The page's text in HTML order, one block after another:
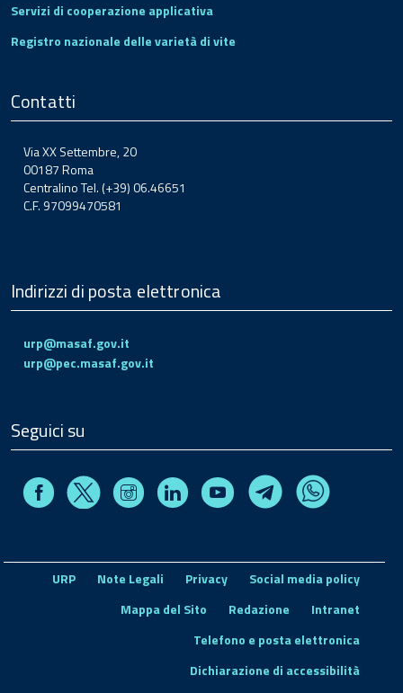
Servizi di cooperazione applicativa
Registro nazionale delle varietà di vite
Contatti
Via XX Settembre, 20
00187 Roma
Centralino Tel. (+39) 06.46651
C.F. 97099470581
Indirizzi di posta elettronica
urp@masaf.gov.it
urp@pec.masaf.gov.it
Seguici su
FacebookX InstagramLinkedin Youtube TelegramWhatsapp
URP Note Legali Privacy
Social media policy
Mappa del Sito
Redazione
Intranet
Telefono e posta elettronica
Dichiarazione di accessibilità